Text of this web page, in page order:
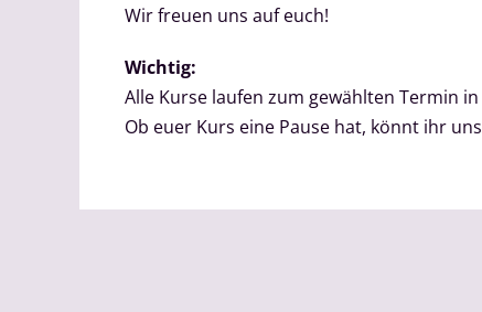
Wir freuen uns auf euch!
Wichtig:
Alle Kurse laufen zum gewählten Termin
Ob euer Kurs eine Pause hat, könnt ihr